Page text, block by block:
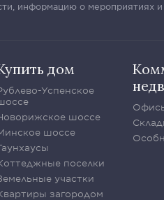
информацию о мероприятиях
дом
Успенское
шоссе
шоссе
поселки
участки
загородом